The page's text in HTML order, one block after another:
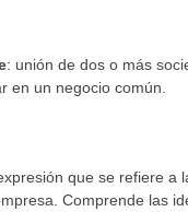
: unión de dos o más
en un negocio común.
que se refiere a
Comprende las